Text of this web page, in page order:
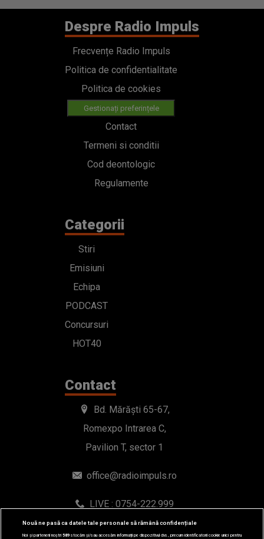
Despre Radio Impuls
Frecvențe Radio Impuls
Politica de confidentialitate
Politica de cookies
Gestionați preferințele
Contact
Termeni si conditii
Cod deontologic
Regulamente
Categorii
Stiri
Emisiuni
Echipa
PODCAST
Concursuri
HOT40
Contact
Bd. Mărăști 65-67,
Romexpo Intrarea C,
Pavilion T, sector 1
office@radioimpuls.ro
LIVE : 0754-222.999
WhatsApp: 0754-222.999
Nouă ne pasă ca datele tale personale să rămână confidențiale
Noi și partenerii noștri589stocăm și/sau accesăm informații pe dispozitivul dvs., precum identificatorii cookie unici pentru